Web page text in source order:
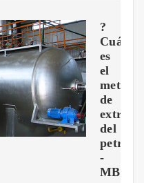
?
Cuál
es
el
metodo
de
del
-
MBGS